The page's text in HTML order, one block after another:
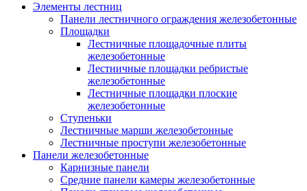
Элементы лестниц
Панели лестничного ограждения железобетонные
Площадки
Лестничные площадочные плиты
железобетонные
Лестничные площадки ребристые
железобетонные
Лестничные площадки плоские
железобетонные
Ступеньки
Лестничные марши железобетонные
Лестничные проступи железобетонные
Панели железобетонные
Карнизные панели
Средние панели камеры железобетонные